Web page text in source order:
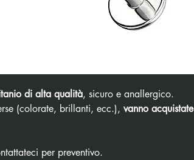
di alta qualità, sicuro e anallergico.
(colorate, brillanti, ecc.), vanno acquistate
per preventivo.